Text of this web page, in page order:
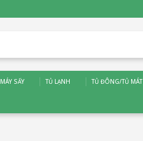
MÁY SẤY TỦ LẠNH TỦ ĐÔNG/TỦ MÁT